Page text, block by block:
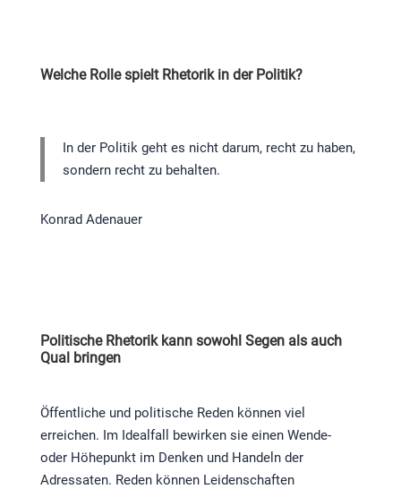
Welche Rolle spielt Rhetorik in der Politik?
In der Politik geht es nicht darum, recht zu haben,
sondern recht zu behalten.
Konrad Adenauer
Politische Rhetorik kann sowohl Segen als auch
Qual bringen
Öffentliche und politische Reden können viel
erreichen. Im Idealfall bewirken sie einen Wende-
oder Höhepunkt im Denken und Handeln der
Adressaten. Reden können Leidenschaften